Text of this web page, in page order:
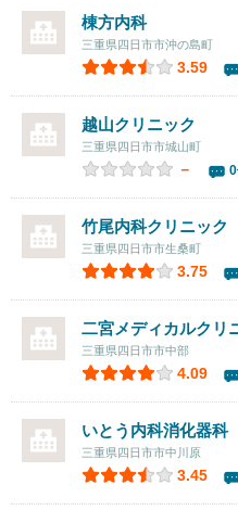
棟方内科
三重県四日市市沖の島町
3.59
越山クリニック
三重県四日市市城山町
－
竹尾内科クリニック
三重県四日市市生桑町
3.75
二宮メディカルクリ
三重県四日市市中部
4.09
いとう内科消化器科
三重県四日市市中川原
3.45